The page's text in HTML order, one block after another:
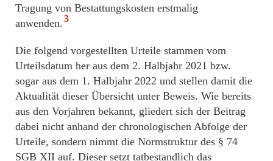
Tragung von Bestattungskosten erstmalig
anwenden.3
Die folgend vorgestellten Urteile stammen vom
Urteilsdatum her aus dem 2. Halbjahr 2021 bzw.
sogar aus dem 1. Halbjahr 2022 und stellen damit die
Aktualität dieser Übersicht unter Beweis. Wie bereits
aus den Vorjahren bekannt, gliedert sich der Beitrag
dabei nicht anhand der chronologischen Abfolge der
Urteile, sondern nimmt die Normstruktur des § 74
SGB XII auf. Dieser setzt tatbestandlich das